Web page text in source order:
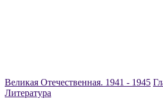
Великая Отечественная. 1941 - 1945
Литература